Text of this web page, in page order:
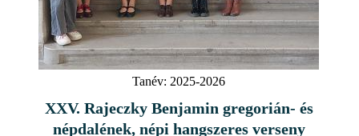
Tanév: 2025-2026
XXV. Rajeczky Benjamin gregorián- és
népdalének, népi hangszeres verseny